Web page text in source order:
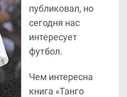
публиковал, но
сегодня нас
интересует
футбол.
Чем интересна
книга «Танго